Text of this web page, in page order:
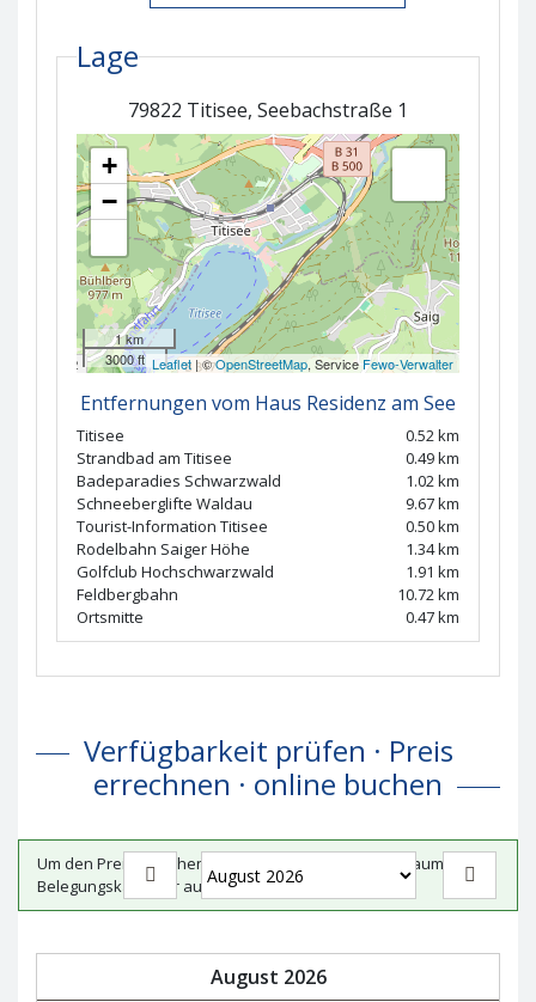
Lage
79822 Titisee, Seebachstraße 1
+
−
1 km
3000 ft Leaflet | ©OpenStreetMap, ServiceFewo-Verwalter
Entfernungen vom Haus Residenz am See
Titisee
0.52 km
Strandbad am Titisee
0.49 km
Badeparadies Schwarzwald
1.02 km
Schneeberglifte Waldau
9.67 km
Tourist-Information Titisee
0.50 km
Rodelbahn Saiger Höhe
1.34 km
Golfclub Hochschwarzwald
1.91 km
Feldbergbahn
10.72 km
Ortsmitte
0.47 km
Verfügbarkeit prüfen · Preis
errechnen · online buchen
Um den Preis zu sehen, wählen Sie Ihren Reisezeitraum im
Belegungskalender aus.
zurück
August 2026
weiter